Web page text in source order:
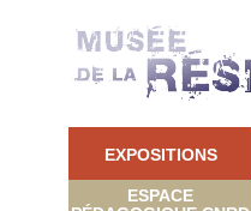
EXPOSITIONS
ESPACE